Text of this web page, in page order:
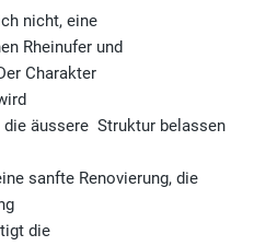
nicht, eine
Rheinufer und
Charakter
äussere Struktur belassen
sanfte Renovierung, die
die